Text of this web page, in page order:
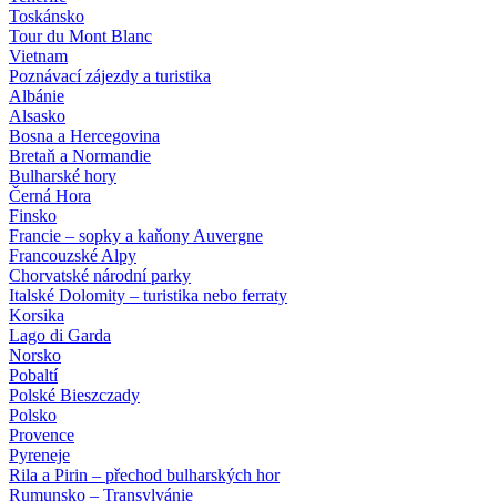
Toskánsko
Tour du Mont Blanc
Vietnam
Poznávací zájezdy a turistika
Albánie
Alsasko
Bosna a Hercegovina
Bretaň a Normandie
Bulharské hory
Černá Hora
Finsko
Francie – sopky a kaňony Auvergne
Francouzské Alpy
Chorvatské národní parky
Italské Dolomity – turistika nebo ferraty
Korsika
Lago di Garda
Norsko
Pobaltí
Polské Bieszczady
Polsko
Provence
Pyreneje
Rila a Pirin – přechod bulharských hor
Rumunsko – Transylvánie